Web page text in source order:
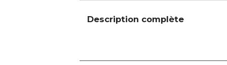
Description complète